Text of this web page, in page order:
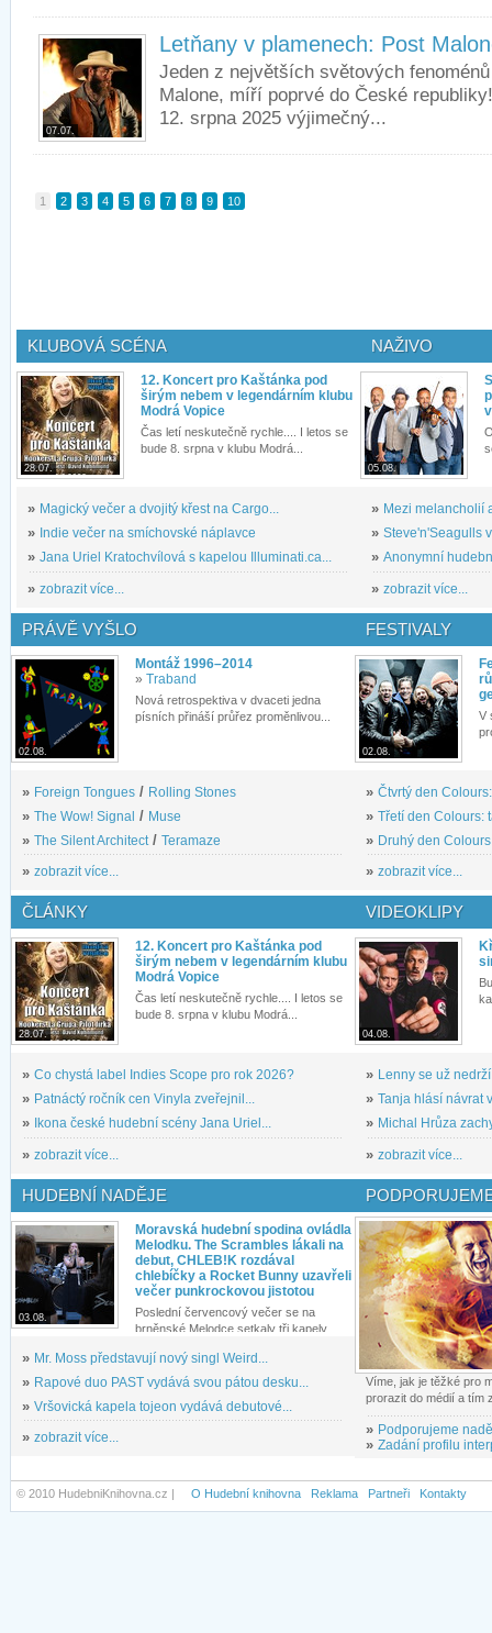
07.07.
Letňany v plamenech: Post
Jeden z největších světových
Malone, míří poprvé do České
12. srpna 2025 výjimečný...
1 2 3 4 5 6 7 8 9 10
KLUBOVÁ SCÉNA
28.07.
12. Koncert pro Kaštánka pod
širým nebem v legendárním klubu
Modrá Vopice
Čas letí neskutečně rychle.... I letos se
bude 8. srpna v klubu Modrá...
» Magický večer a dvojitý křest na Cargo...
» Indie večer na smíchovské náplavce
» Jana Uriel Kratochvílová s kapelou Illuminati.ca...
» zobrazit více...
NAŽIVO
05.08.
» Mezi melancholií
» Steve'n'Seagulls
» Anonymní
» zobrazit více...
PRÁVĚ VYŠLO
02.08.
Montáž 1996–2014
» Traband
Nová retrospektiva v dvaceti jedna
písních přináší průřez proměnlivou...
» Foreign Tongues / Rolling Stones
» The Wow! Signal / Muse
» The Silent Architect / Teramaze
» zobrazit více...
FESTIVALY
02.08.
V
» Čtvrtý den
» Třetí den Colours:
» Druhý den
» zobrazit více...
ČLÁNKY
28.07.
12. Koncert pro Kaštánka pod
širým nebem v legendárním klubu
Modrá Vopice
Čas letí neskutečně rychle.... I letos se
bude 8. srpna v klubu Modrá...
» Co chystá label Indies Scope pro rok 2026?
» Patnáctý ročník cen Vinyla zveřejnil...
»
Ikona české hudební scény Jana Uriel...
» zobrazit více...
VIDEOKLIPY
04.08.
» Lenny se už
» Tanja hlásí návrat
» Michal Hrůza
» zobrazit více...
HUDEBNÍ NADĚJE
03.08.
Moravská hudební spodina ovládla
Melodku. The Scrambles lákali na
debut, CHLEB!K rozdával
chlebíčky a Rocket Bunny uzavřeli
večer punkrockovou jistotou
Poslední červencový večer se na
brněnské Melodce setkaly tři kapely...
» Mr. Moss představují nový singl Weird...
» Rapové duo PAST vydává svou pátou desku...
» Vršovická kapela tojeon vydává debutové...
» zobrazit více...
Víme, jak je těžké pro
prorazit do médií a tím
» Podporujeme
» Zadání profilu
© 2010 HudebniKnihovna.cz | O Hudební knihovna Reklama Partneři Kontakty